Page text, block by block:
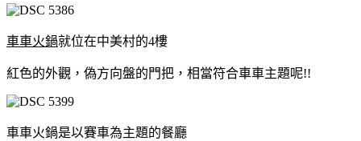
車車火鍋就位在中美村的4樓
紅色的外觀，偽方向盤的門把，相當符合車車主題呢!!
車車火鍋是以賽車為主題的餐廳